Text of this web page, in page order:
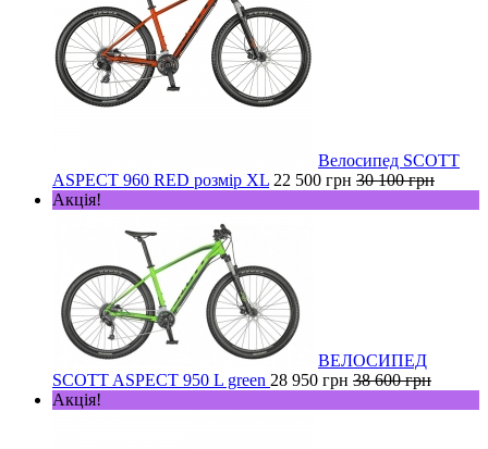
Велосипед SCOTT
ASPECT 960 RED розмір XL 22 500 грн 30 100 грн
Акція!
ВЕЛОСИПЕД
SCOTT ASPECT 950 L green 28 950 грн 38 600 грн
Акція!